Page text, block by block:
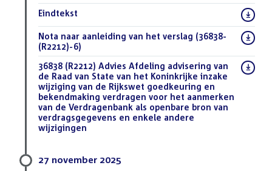
Download
Eindtekst
Download
bestand:
Nota naar aanleiding van het verslag (36838-
(R2212)-6)
Download
bestand:
36838 (R2212) Advies Afdeling advisering van
de Raad van State van het Koninkrijke inzake
wijziging van de Rijkswet goedkeuring en
bekendmaking verdragen voor het aanmerken
van de Verdragenbank als openbare bron van
verdragsgegevens en enkele andere
wijzigingen
27 november 2025